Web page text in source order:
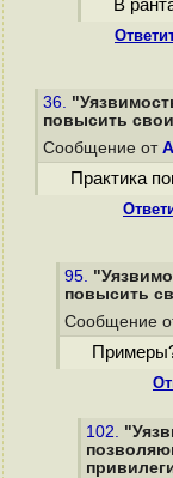
В
36.
повысить
Сообщение от
Практика
95.
повысить
Сообщение
102.